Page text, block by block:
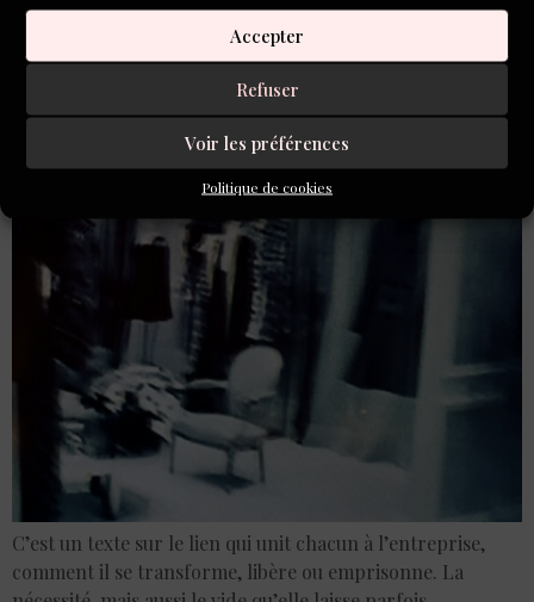
Accepter
Refuser
Voir les préférences
Politique de cookies
« La Grande Maison »,
Danièle Pétrès (L’Ourse
brune)
C’est un texte sur le lien qui unit chacun à l’entreprise,
comment il se transforme, libère ou emprisonne. La